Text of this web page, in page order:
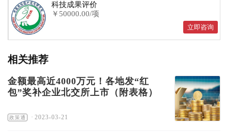
科技成果评价
￥50000.00/项
立即咨询
相关推荐
金额最高近4000万元！各地发“红
包”奖补企业北交所上市（附表格）
政策通 · 2023-03-21